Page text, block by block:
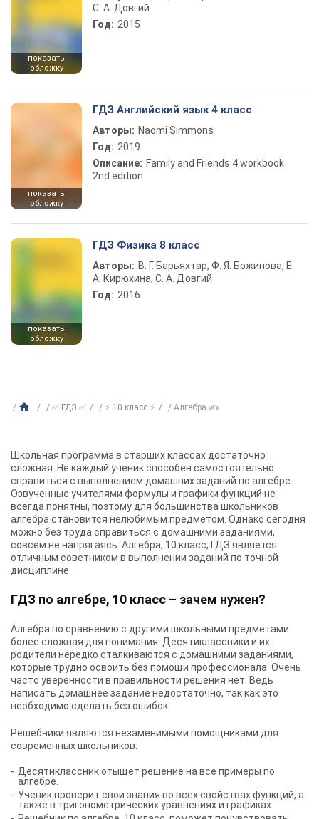
показать
обложку
С. А. Довгий
Год: 2015
показать
обложку
ГДЗ Английский язык 4 класс
Авторы: Naomi Simmons
Год: 2019
Описание: Family and Friends 4 workbook
2nd edition
показать
обложку
ГДЗ Физика 8 класс
Авторы: В. Г. Барьяхтар, Ф. Я. Божинова, Е.
А. Кирюхина, С. А. Довгий
Год: 2016
✅ ГДЗ ✅ ⚡ 10 класс ⚡ Алгебра ✍
Школьная программа в старших классах достаточно
сложная. Не каждый ученик способен самостоятельно
справиться с выполнением домашних заданий по алгебре.
Озвученные учителями формулы и графики функций не
всегда понятны, поэтому для большинства школьников
алгебра становится нелюбимым предметом. Однако сегодня
можно без труда справиться с домашними заданиями,
совсем не напрягаясь. Алгебра, 10 класс, ГДЗ является
отличным советником в выполнении заданий по точной
дисциплине.
ГДЗ по алгебре, 10 класс – зачем нужен?
Алгебра по сравнению с другими школьными предметами
более сложная для понимания. Десятиклассники и их
родители нередко сталкиваются с домашними заданиями,
которые трудно освоить без помощи профессионала. Очень
часто уверенности в правильности решения нет. Ведь
написать домашнее задание недостаточно, так как это
необходимо сделать без ошибок.
Решебники являются незаменимыми помощниками для
современных школьников:
Десятиклассник отыщет решение на все примеры по
алгебре.
Ученик проверит свои знания во всех свойствах функций, а
также в тригонометрических уравнениях и графиках.